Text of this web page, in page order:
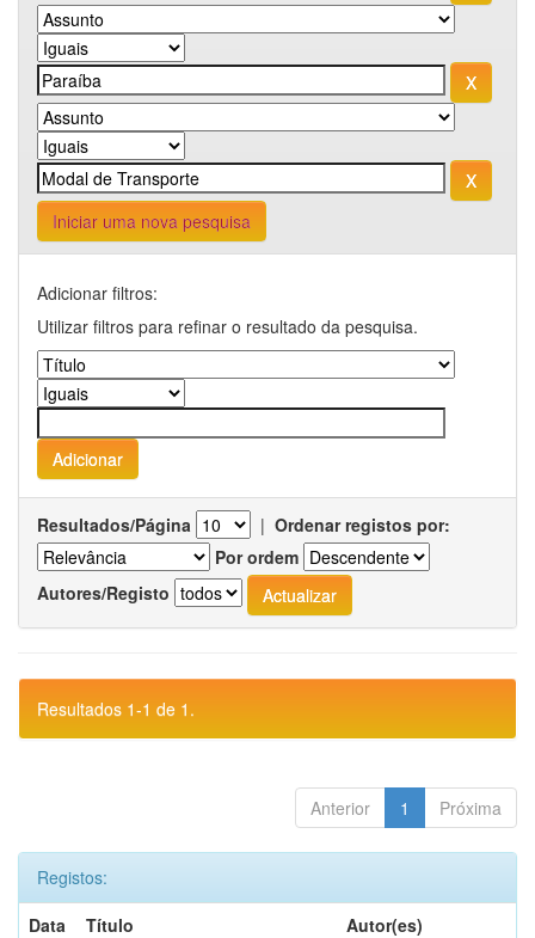
Iniciar uma nova pesquisa
Adicionar filtros:
Utilizar filtros para refinar o resultado da pesquisa.
Resultados/Página | Ordenar registos por:
Por ordem
Autores/Registo
Resultados 1-1 de 1.
Anterior 1 Próxima
Registos:
Data
Título
Autor(es)